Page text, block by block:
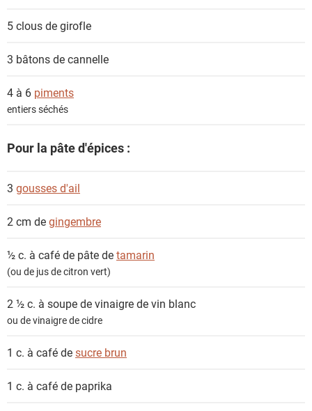
5clous de girofle
3 bâtons de cannelle
4 à 6 piments
entiers séchés
Pour la pâte d'épices :
3 gousses d'ail
2 cm degingembre
½ c. à café de pâte detamarin
(ou de jus de citron vert)
2 ½ c. à soupe devinaigre de vin blanc
ou de vinaigre de cidre
1 c. à café desucre brun
1 c. à café de paprika